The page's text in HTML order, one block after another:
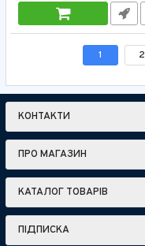
1 2
КОНТАКТИ
ПРО МАГАЗИН
КАТАЛОГ ТОВАРІВ
ПІДПИСКА